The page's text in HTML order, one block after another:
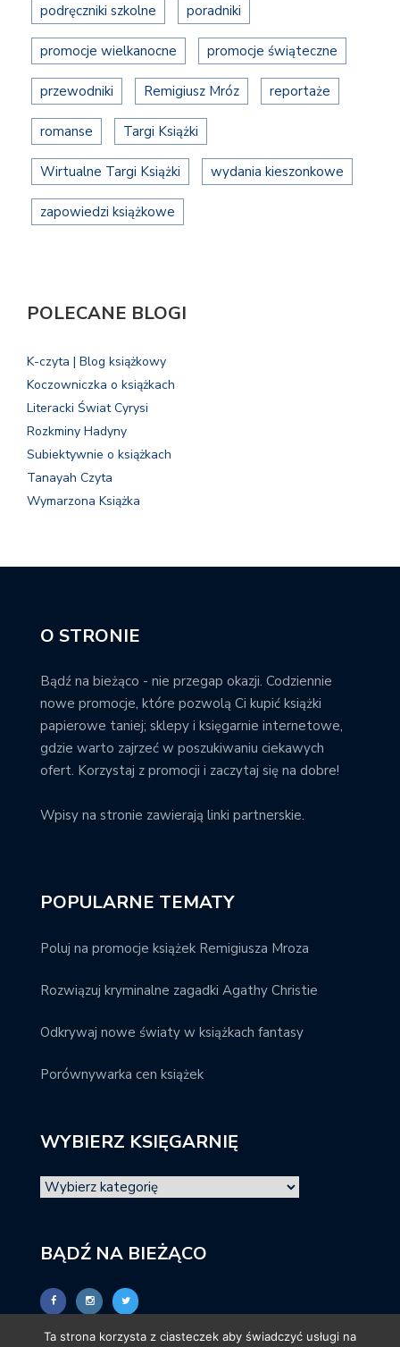
podręczniki szkolne poradniki
promocje wielkanocne promocje świąteczne
przewodniki Remigiusz Mróz reportaże
romanse Targi Książki
Wirtualne Targi Książki wydania kieszonkowe
zapowiedzi książkowe
POLECANE BLOGI
K-czyta | Blog książkowy
Koczowniczka o książkach
Literacki Świat Cyrysi
Rozkminy Hadyny
Subiektywnie o książkach
Tanayah Czyta
Wymarzona Książka
O STRONIE
Bądź na bieżąco - nie przegap okazji. Codziennie
nowe promocje, które pozwolą Ci kupić książki
papierowe taniej; sklepy i księgarnie internetowe,
gdzie warto zajrzeć w poszukiwaniu ciekawych
ofert. Korzystaj z promocji i zaczytaj się na dobre!
Wpisy na stronie zawierają linki partnerskie.
POPULARNE TEMATY
Poluj na promocje książek Remigiusza Mroza
Rozwiązuj kryminalne zagadki Agathy Christie
Odkrywaj nowe światy w książkach fantasy
Porównywarka cen książek
WYBIERZ KSIĘGARNIĘ
BĄDŹ NA BIEŻĄCO
Ta strona korzysta z ciasteczek aby świadczyć usługi na